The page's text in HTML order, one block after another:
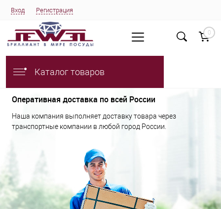
Вход Регистрация
0
Каталог товаров
Оперативная доставка по всей России
Наша компания выполняет доставку товара через
транспортные компании в любой город России.